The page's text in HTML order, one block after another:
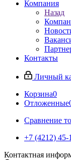
Компания
Назад
Контакты
Личный
Корзина0
Отложенные
Сравнение
+7 (4212) 45-
Контактная